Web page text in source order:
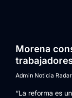
Morena
Admin Noticia Radar
“La reforma es